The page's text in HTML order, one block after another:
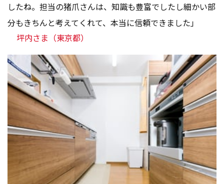
したね。担当の猪爪さんは、知識も豊富でしたし細かい部
分もきちんと考えてくれて、本当に信頼できました」
坪内さま（東京都）